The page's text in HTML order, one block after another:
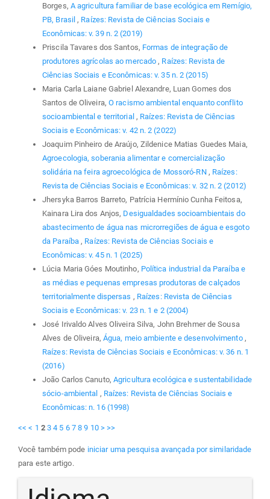
Borges, A agricultura familiar de base ecológica em Remígio,
PB, Brasil , Raízes: Revista de Ciências Sociais e
Econômicas: v. 39 n. 2 (2019)
Priscila Tavares dos Santos, Formas de integração de
produtores agrícolas ao mercado , Raízes: Revista de
Ciências Sociais e Econômicas: v. 35 n. 2 (2015)
Maria Carla Laiane Gabriel Alexandre, Luan Gomes dos
Santos de Oliveira, O racismo ambiental enquanto conflito
socioambiental e territorial , Raízes: Revista de Ciências
Sociais e Econômicas: v. 42 n. 2 (2022)
Joaquim Pinheiro de Araújo, Zildenice Matias Guedes Maia,
Agroecologia, soberania alimentar e comercialização
solidária na feira agroecológica de Mossoró-RN , Raízes:
Revista de Ciências Sociais e Econômicas: v. 32 n. 2 (2012)
Jhersyka Barros Barreto, Patrícia Hermínio Cunha Feitosa,
Kainara Lira dos Anjos, Desigualdades socioambientais do
abastecimento de água nas microrregiões de água e esgoto
da Paraíba , Raízes: Revista de Ciências Sociais e
Econômicas: v. 45 n. 1 (2025)
Lúcia Maria Góes Moutinho, Política industrial da Paraíba e
as médias e pequenas empresas produtoras de calçados
territorialmente dispersas , Raízes: Revista de Ciências
Sociais e Econômicas: v. 23 n. 1 e 2 (2004)
José Irivaldo Alves Oliveira Silva, John Brehmer de Sousa
Alves de Oliveira, Água, meio ambiente e desenvolvimento ,
Raízes: Revista de Ciências Sociais e Econômicas: v. 36 n. 1
(2016)
João Carlos Canuto, Agricultura ecológica e sustentabilidade
sócio-ambiental , Raízes: Revista de Ciências Sociais e
Econômicas: n. 16 (1998)
<< < 1 2 3 4 5 6 7 8 9 10 > >>
Você também pode iniciar uma pesquisa avançada por similaridade
para este artigo.